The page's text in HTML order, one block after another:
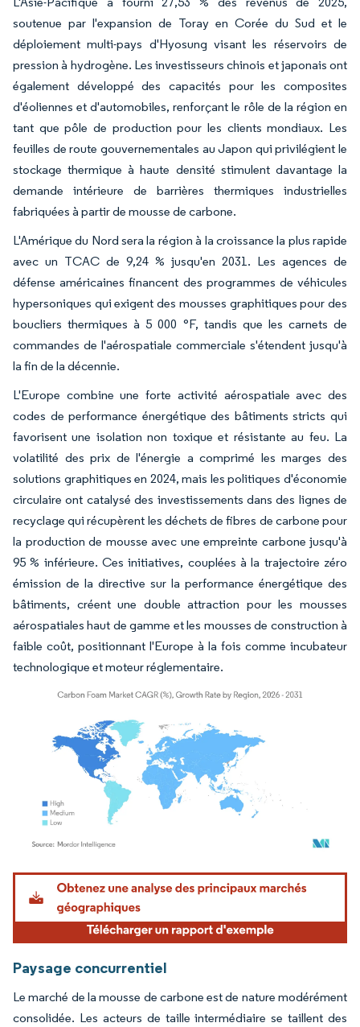
soutenue par l'expansion de Toray en Corée du Sud et le
déploiement multi-pays d'Hyosung visant les réservoirs de
pression à hydrogène. Les investisseurs chinois et japonais ont
également développé des capacités pour les composites
d'éoliennes et d'automobiles, renforçant le rôle de la région en
tant que pôle de production pour les clients mondiaux. Les
feuilles de route gouvernementales au Japon qui privilégient le
stockage thermique à haute densité stimulent davantage la
demande intérieure de barrières thermiques industrielles
fabriquées à partir de mousse de carbone.
L'Amérique du Nord sera la région à la croissance la plus rapide
avec un TCAC de 9,24 % jusqu'en 2031. Les agences de
défense américaines financent des programmes de véhicules
hypersoniques qui exigent des mousses graphitiques pour des
boucliers thermiques à 5 000 °F, tandis que les carnets de
commandes de l'aérospatiale commerciale s'étendent jusqu'à
la fin de la décennie.
L'Europe combine une forte activité aérospatiale avec des
codes de performance énergétique des bâtiments stricts qui
favorisent une isolation non toxique et résistante au feu. La
volatilité des prix de l'énergie a comprimé les marges des
solutions graphitiques en 2024, mais les politiques d'économie
circulaire ont catalysé des investissements dans des lignes de
recyclage qui récupèrent les déchets de fibres de carbone pour
la production de mousse avec une empreinte carbone jusqu'à
95 % inférieure. Ces initiatives, couplées à la trajectoire zéro
émission de la directive sur la performance énergétique des
bâtiments, créent une double attraction pour les mousses
aérospatiales haut de gamme et les mousses de construction à
faible coût, positionnant l'Europe à la fois comme incubateur
technologique et moteur réglementaire.
Image © Mordor Intelligence. La réutilisation nécessite une attribution sous CC BY
Paysage concurrentiel
Le marché de la mousse de carbone est de nature modérément
consolidée. Les acteurs de taille intermédiaire se taillent des